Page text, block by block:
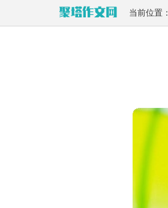
当前位置：